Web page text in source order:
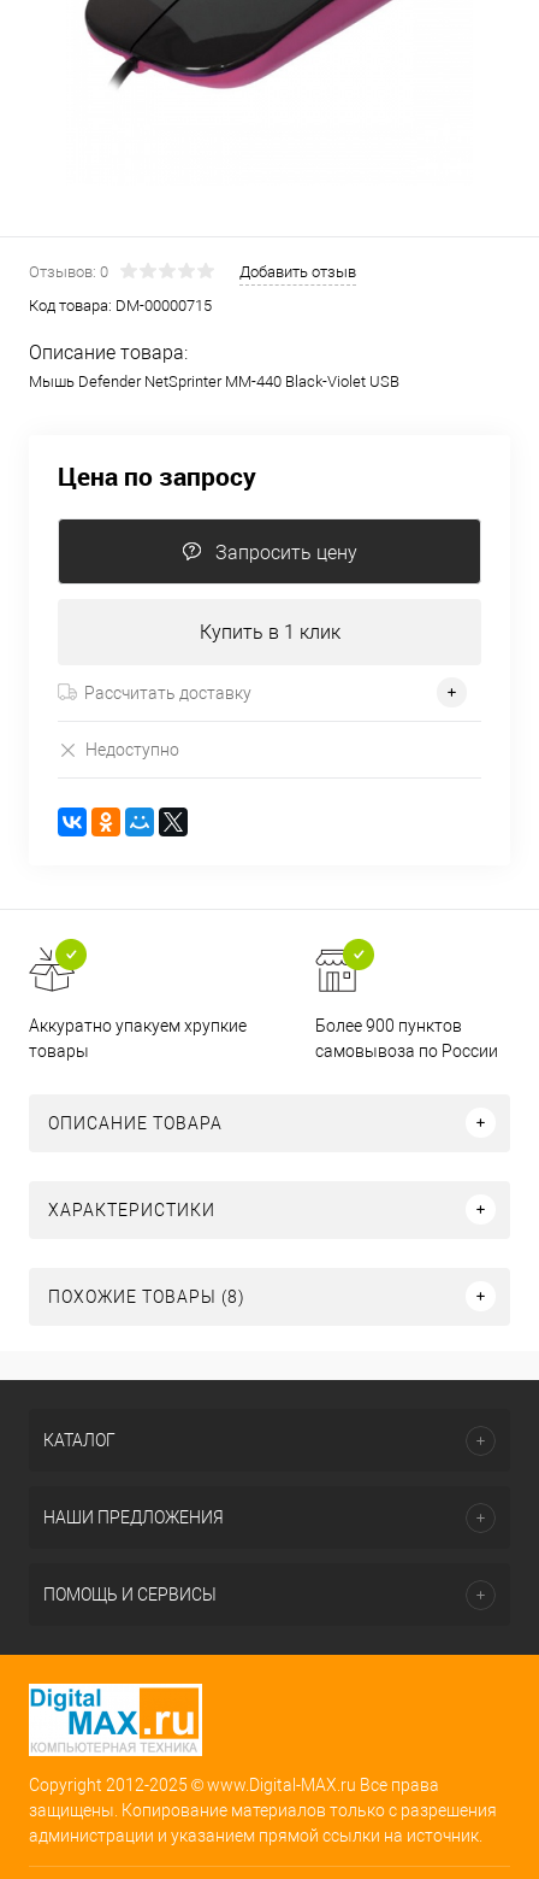
Отзывов: 0
Добавить отзыв
Код товара: DM-00000715
Описание товара:
Мышь Defender NetSprinter MM-440 Black-Violet USB
Цена по запросу
Запросить цену
Купить в 1 клик
Рассчитать доставку
Недоступно
Аккуратно упакуем хрупкие
товары
Более 900 пунктов
самовывоза по России
ОПИСАНИЕ ТОВАРА
ХАРАКТЕРИСТИКИ
ПОХОЖИЕ ТОВАРЫ (8)
КАТАЛОГ
НАШИ ПРЕДЛОЖЕНИЯ
ПОМОЩЬ И СЕРВИСЫ
Copyright 2012-2025 © www.Digital-MAX.ru Все права
защищены. Копирование материалов только с разрешения
администрации и указанием прямой ссылки на источник.